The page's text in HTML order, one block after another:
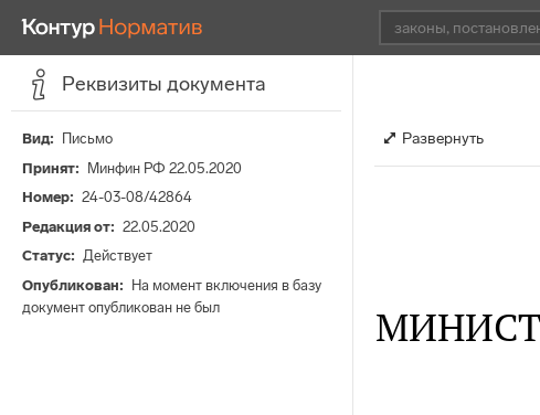
Реквизиты документа
Вид
Письмо
Принят
Минфин РФ 22.05.2020
Номер
24-03-08/42864
Редакция от
22.05.2020
Статус
Действует
Опубликован
На момент включения в базу
документ опубликован не был
Развернуть